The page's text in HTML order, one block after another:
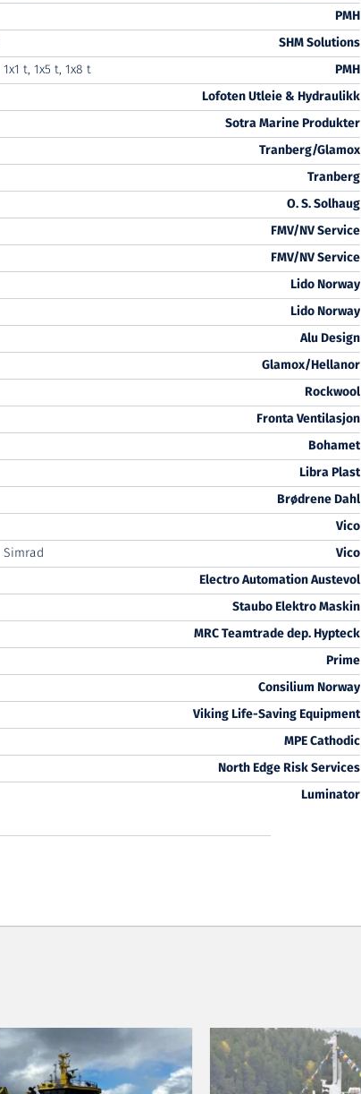
PMH
SHM Solutions
1x1 t, 1x5 t, 1x8 t
PMH
Lofoten Utleie & Hydraulikk
Sotra Marine Produkter
Tranberg/Glamox
Tranberg
O. S. Solhaug
FMV/NV Service
FMV/NV Service
Lido Norway
Lido Norway
Alu Design
Glamox/Hellanor
Rockwool
Fronta Ventilasjon
Bohamet
Libra Plast
Brødrene Dahl
Vico
Simrad
Vico
Electro Automation Austevol
Staubo Elektro Maskin
MRC Teamtrade dep. Hypteck
Prime
Consilium Norway
Viking Life-Saving Equipment
MPE Cathodic
North Edge Risk Services
Luminator